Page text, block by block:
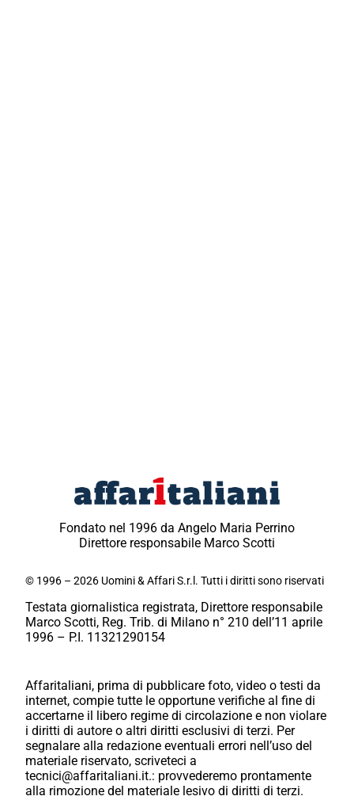
Fondato nel 1996 da Angelo Maria Perrino
Direttore responsabile Marco Scotti
© 1996 – 2026 Uomini & Affari S.r.l. Tutti i diritti sono riservati
Testata giornalistica registrata, Direttore responsabile
Marco Scotti, Reg. Trib. di Milano n° 210 dell’11 aprile
1996 – P.I. 11321290154
Affaritaliani, prima di pubblicare foto, video o testi da
internet, compie tutte le opportune verifiche al fine di
accertarne il libero regime di circolazione e non violare
i diritti di autore o altri diritti esclusivi di terzi. Per
segnalare alla redazione eventuali errori nell’uso del
materiale riservato, scriveteci a
tecnici@affaritaliani.it.: provvederemo prontamente
alla rimozione del materiale lesivo di diritti di terzi.